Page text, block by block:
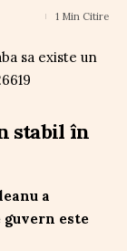
1 Min Citire
stabil în
a
este